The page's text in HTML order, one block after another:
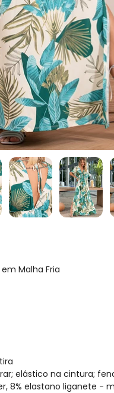
Malha Fria
elástico na cintura;
8% elastano liganete -